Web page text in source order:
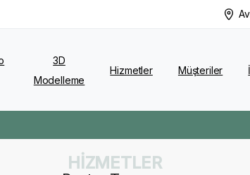
3D
Modelleme
Hizmetler Müşteriler
HİZMETLER